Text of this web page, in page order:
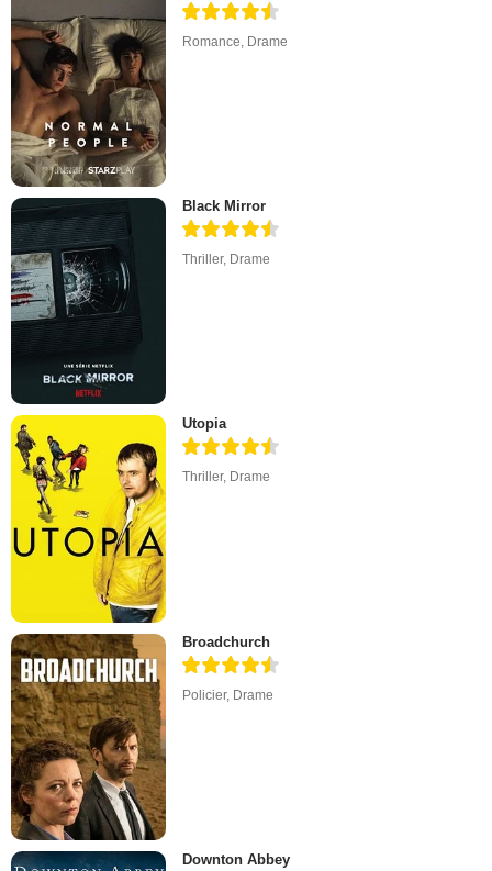
Romance Drame
Black Mirror
Thriller, Drame
Utopia
Thriller, Drame
Broadchurch
Policier, Drame
Downton Abbey